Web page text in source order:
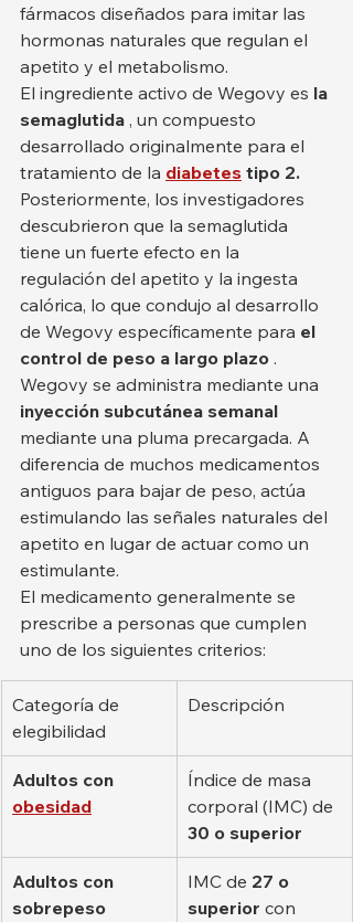
fármacos diseñados para imitar las
hormonas naturales que regulan el
apetito y el metabolismo.
El ingrediente activo de Wegovy es la
semaglutida , un compuesto
desarrollado originalmente para el
tratamiento de la diabetes tipo 2.
Posteriormente, los investigadores
descubrieron que la semaglutida
tiene un fuerte efecto en la
regulación del apetito y la ingesta
calórica, lo que condujo al desarrollo
de Wegovy específicamente para el
control de peso a largo plazo .
Wegovy se administra mediante una
inyección subcutánea semanal
mediante una pluma precargada. A
diferencia de muchos medicamentos
antiguos para bajar de peso, actúa
estimulando las señales naturales del
apetito en lugar de actuar como un
estimulante.
El medicamento generalmente se
prescribe a personas que cumplen
uno de los siguientes criterios:
Categoría de
elegibilidad
Descripción
Adultos con
obesidad
Índice de masa
corporal (IMC) de
30 o superior
Adultos con
sobrepeso
IMC de 27 o
superior con